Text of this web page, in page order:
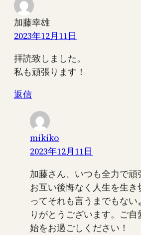
加藤幸雄
2023年12月11日
拝読致しました。
私も頑張ります！
返信
mikiko
2023年12月11日
加藤さん、いつも全力で頑
お互い後悔なく人生を生き
ってそれも言うまでもな
りがとうございます。ご
始をお過ごしください！